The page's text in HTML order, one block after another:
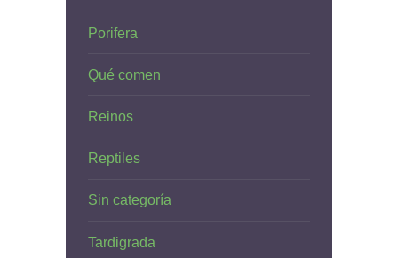
Porifera
Qué comen
Reinos
Reptiles
Sin categoría
Tardigrada